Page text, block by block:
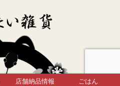
店舗納品情報 ごはん